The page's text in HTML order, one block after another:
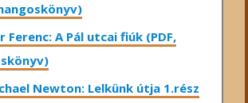
Ferenc: A Pál utcai fiúk (PDF,
Newton: Lelkünk útja 1.rész